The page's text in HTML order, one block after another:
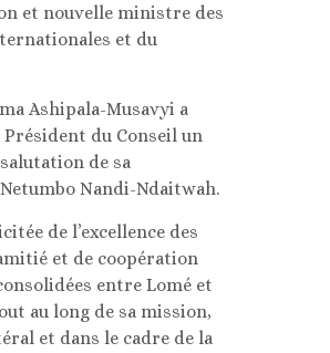
et nouvelle ministre des
et du
Ashipala-Musavyi a
du Conseil un
de sa
Nandi-Ndaitwah.
de l’excellence des
et de coopération
entre Lomé et
au long de sa mission,
et dans le cadre de la